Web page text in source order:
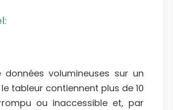
volumineuses sur un
tableur contiennent plus de 10
ou inaccessible et, par